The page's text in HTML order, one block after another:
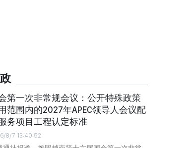
第一次非常规会议：公开特殊政策
范围内的2027年APEC领导人会议配
务项目工程认定标准
8/7 13:40:52